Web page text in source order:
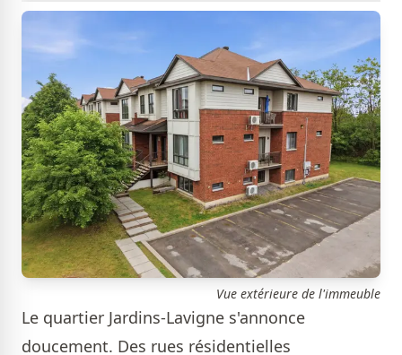
Vue extérieure de l'immeuble
Le quartier Jardins-Lavigne s'annonce
doucement. Des rues résidentielles